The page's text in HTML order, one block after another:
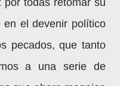
todas retomar su
en el devenir político
pecados, que tanto
a una serie de